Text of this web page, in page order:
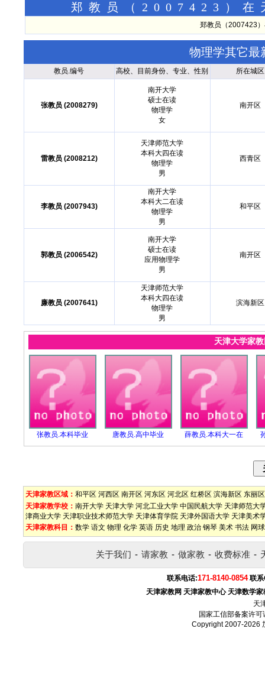
郑教员（2007423）在
郑教员（2007423
物理学其它最
教员.编号 高校、目前身份、专业、性别 所在城区
张教员 (2008279)
南开大学
硕士在读
物理学
女
南开区
雷教员 (2008212)
天津师范大学
本科大四在读
物理学
男
西青区
李教员 (2007943)
南开大学
本科大二在读
物理学
男
和平区
郭教员 (2006542)
南开大学
硕士在读
应用物理学
男
南开区
廉教员 (2007641)
天津师范大学
本科大四在读
物理学
男
滨海新区
天津大学家
张教员.本科毕业 唐教员.高中毕业 薛教员.本科大一在
天津家教区域： 和平区 河西区 南开区 河东区 河北区 红桥区 滨海新区 东丽区
天津家教学校： 南开大学 天津大学 河北工业大学 中国民航大学 天津师范大
津商业大学 天津职业技术师范大学 天津体育学院 天津外国语大学 天津美术
天津家教科目： 数学 语文 物理 化学 英语 历史 地理 政治 钢琴 美术 书法 网球
关于我们 - 请家教 - 做家教 - 收费标准 -
联系电话:171-8140-0854 联
天津家教网 天津家教中心 天津数学家
天
国家工信部备案许可
Copyright 2007-2026